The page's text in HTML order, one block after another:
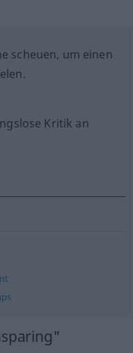
scheuen, um einen
Kritik an